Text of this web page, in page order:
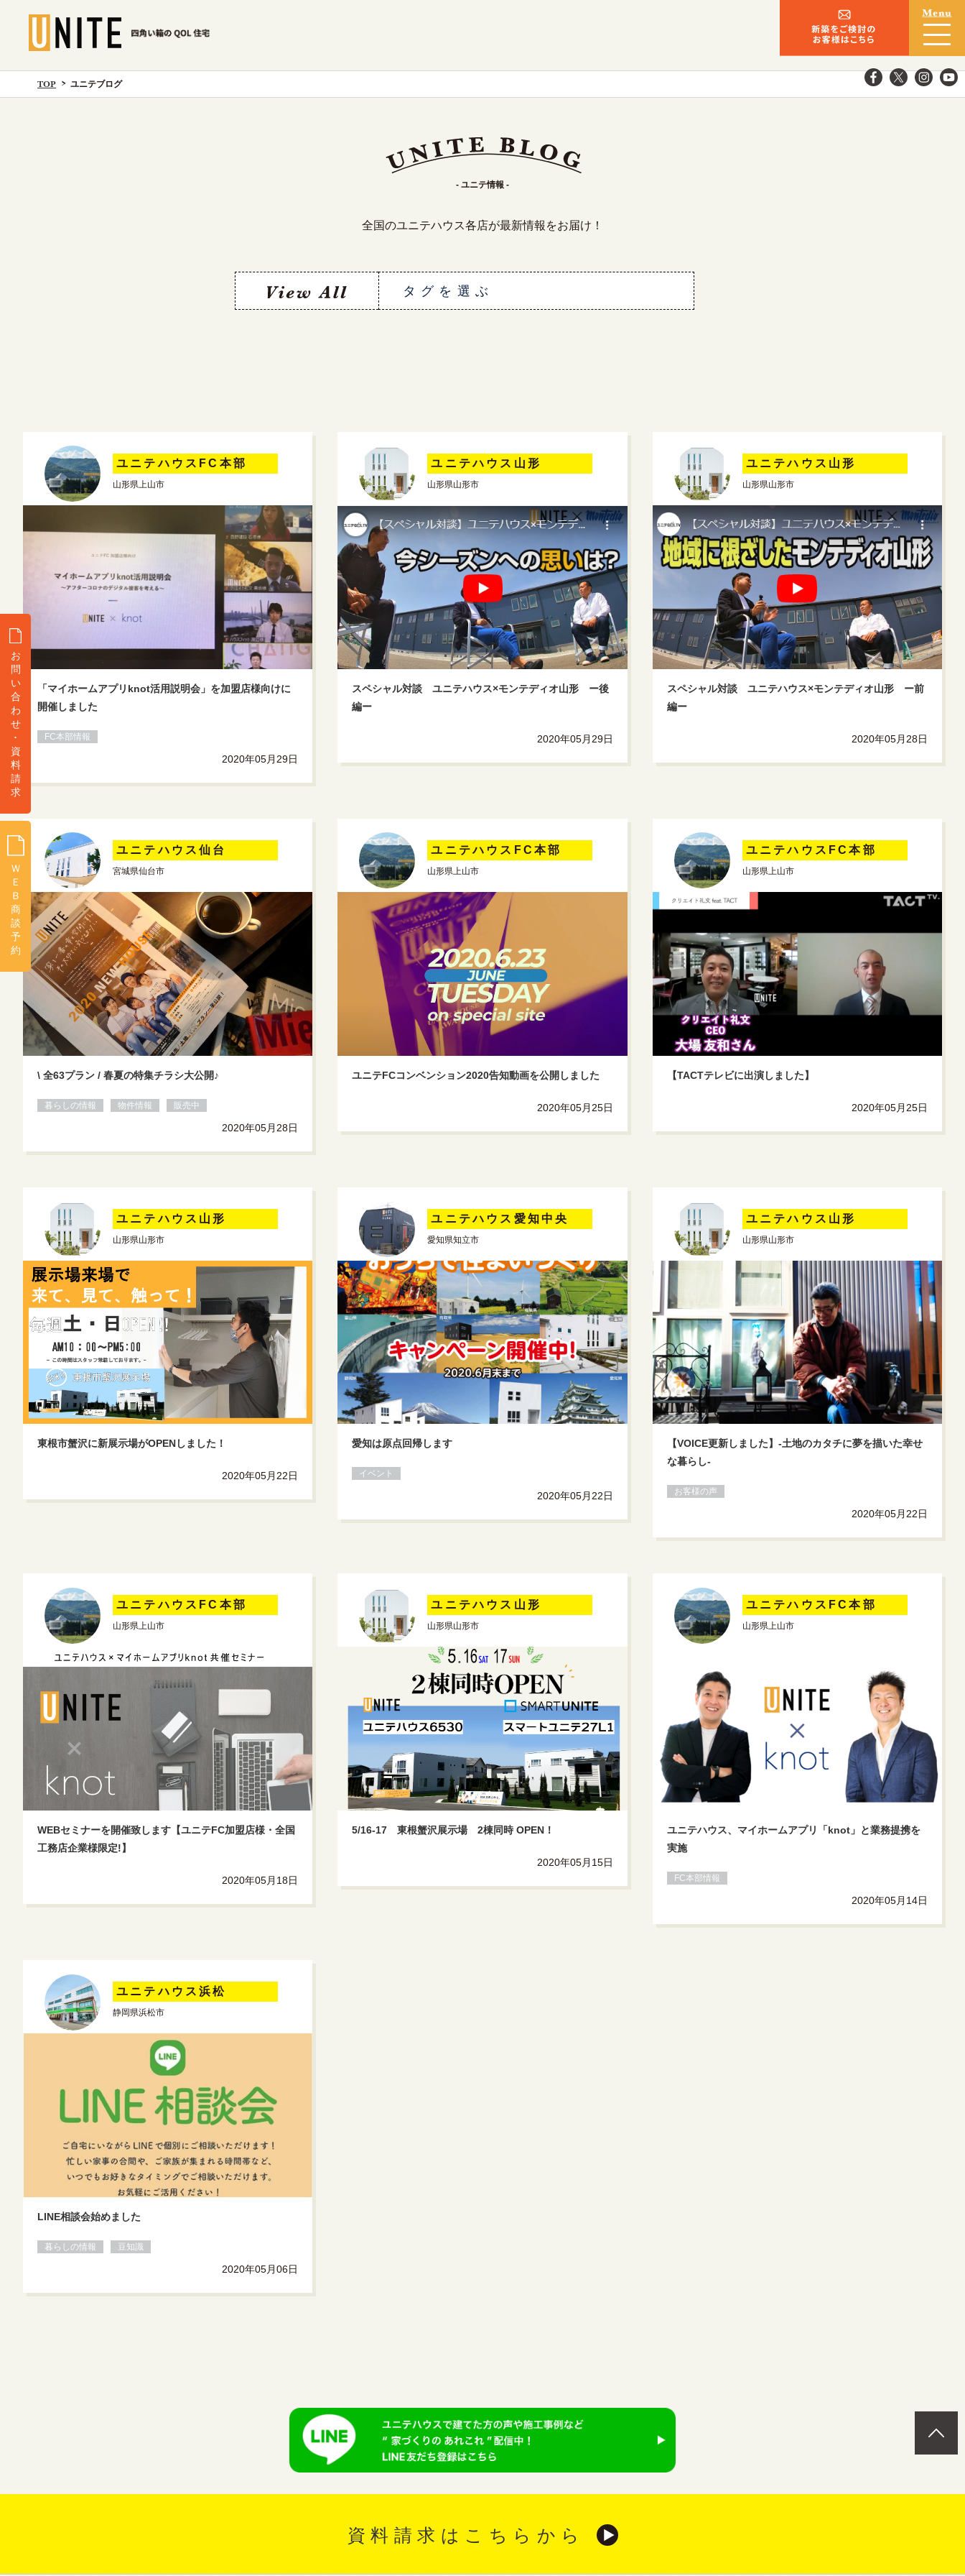
TOP ユニテブログ
- ユニテ情報 -
全国のユニテハウス各店が最新情報をお届け！
タグを選ぶ
ユニテハウスFC本部
山形県上山市
「マイホームアプリknot活用説明会」を加盟店様向けに
開催しました
FC本部情報
2020年05月29日
ユニテハウス山形
山形県山形市
スペシャル対談 ユニテハウス×モンテディオ山形 ー後
編ー
2020年05月29日
ユニテハウス山形
山形県山形市
スペシャル対談 ユニテハウス×モンテディオ山形 ー前
編ー
2020年05月28日
ユニテハウス仙台
宮城県仙台市
\ 全63プラン / 春夏の特集チラシ大公開♪
暮らしの情報 物件情報 販売中
2020年05月28日
ユニテハウスFC本部
山形県上山市
ユニテFCコンベンション2020告知動画を公開しました
2020年05月25日
ユニテハウスFC本部
山形県上山市
【TACTテレビに出演しました】
2020年05月25日
ユニテハウス山形
山形県山形市
東根市蟹沢に新展示場がOPENしました！
2020年05月22日
ユニテハウス愛知中央
愛知県知立市
愛知は原点回帰します
イベント
2020年05月22日
ユニテハウス山形
山形県山形市
【VOICE更新しました】-土地のカタチに夢を描いた幸せ
な暮らし-
お客様の声
2020年05月22日
ユニテハウスFC本部
山形県上山市
WEBセミナーを開催致します【ユニテFC加盟店様・全国
工務店企業様限定!】
2020年05月18日
ユニテハウス山形
山形県山形市
5/16-17 東根蟹沢展示場 2棟同時 OPEN！
2020年05月15日
ユニテハウスFC本部
山形県上山市
ユニテハウス、マイホームアプリ「knot」と業務提携を
実施
FC本部情報
2020年05月14日
ユニテハウス浜松
静岡県浜松市
LINE相談会始めました
暮らしの情報 豆知識
2020年05月06日
資料請求はこちらから
お
問
い
合
わ
せ
･
資
料
請
求
Ｗ
Ｅ
Ｂ
商
談
予
約